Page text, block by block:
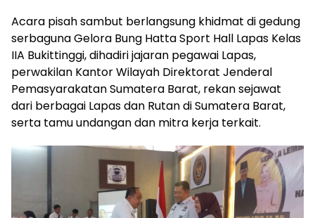
Acara pisah sambut berlangsung khidmat di gedung
serbaguna Gelora Bung Hatta Sport Hall Lapas Kelas
IIA Bukittinggi, dihadiri jajaran pegawai Lapas,
perwakilan Kantor Wilayah Direktorat Jenderal
Pemasyarakatan Sumatera Barat, rekan sejawat
dari berbagai Lapas dan Rutan di Sumatera Barat,
serta tamu undangan dan mitra kerja terkait.